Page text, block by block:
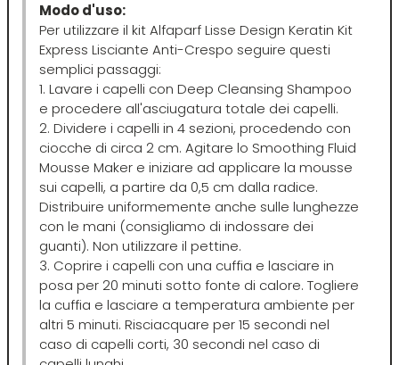
Scenic
SCHWARZKOPF
Selective
Sibel
Structura
Suavecito
Taboga Scents
Tahe
TANGLE TEEZER
Technique
Tecna
Tecnofilati
Modo d'uso:
Per utilizzare il kit Alfaparf Lisse Design Keratin Kit
Express Lisciante Anti-Crespo seguire questi
semplici passaggi:
1. Lavare i capelli con Deep Cleansing Shampoo
e procedere all'asciugatura totale dei capelli.
2. Dividere i capelli in 4 sezioni, procedendo con
ciocche di circa 2 cm. Agitare lo Smoothing Fluid
Mousse Maker e iniziare ad applicare la mousse
sui capelli, a partire da 0,5 cm dalla radice.
Distribuire uniformemente anche sulle lunghezze
con le mani (consigliamo di indossare dei
guanti). Non utilizzare il pettine.
3. Coprire i capelli con una cuffia e lasciare in
posa per 20 minuti sotto fonte di calore. Togliere
la cuffia e lasciare a temperatura ambiente per
altri 5 minuti. Risciacquare per 15 secondi nel
caso di capelli corti, 30 secondi nel caso di